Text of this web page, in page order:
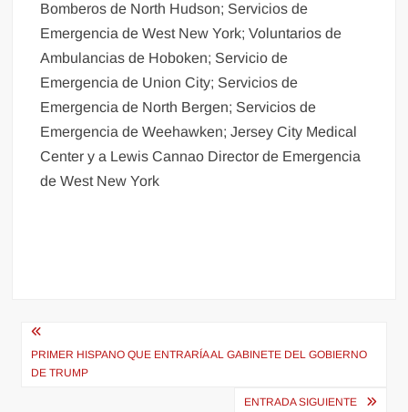
Bomberos de North Hudson; Servicios de
Emergencia de West New York; Voluntarios de
Ambulancias de Hoboken; Servicio de
Emergencia de Union City; Servicios de
Emergencia de North Bergen; Servicios de
Emergencia de Weehawken; Jersey City Medical
Center y a Lewis Cannao Director de Emergencia
de West New York
Navegación
de
PRIMER HISPANO QUE ENTRARÍA AL GABINETE DEL GOBIERNO
DE TRUMP
ENTRADA SIGUIENTE